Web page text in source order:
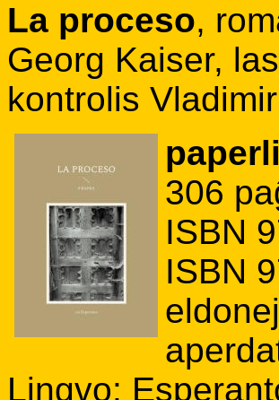
La proceso,
Georg Kaiser,
kontrolis
306
ISBN
ISBN
Lingvo: